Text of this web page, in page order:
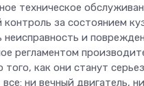
техническое
за состоянием
неисправность и
регламентом
как они станут
ни вечный двигатель,